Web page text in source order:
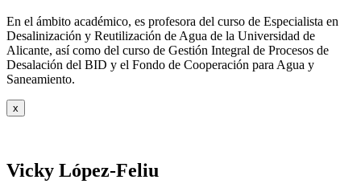
En el ámbito académico, es profesora del curso de Especialista en
Desalinización y Reutilización de Agua de la Universidad de
Alicante, así como del curso de Gestión Integral de Procesos de
Desalación del BID y el Fondo de Cooperación para Agua y
Saneamiento.
x
Vicky López-Feliu